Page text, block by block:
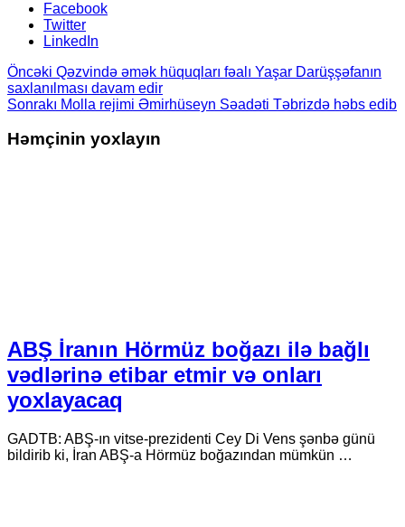
Facebook
Twitter
LinkedIn
Öncəki Qəzvində əmək hüquqları fəalı Yaşar Darüşşəfanın
saxlanılması davam edir
Sonrakı Molla rejimi Əmirhüseyn Səadəti Təbrizdə həbs edib
Həmçinin yoxlayın
ABŞ İranın Hörmüz boğazı ilə bağlı
vədlərinə etibar etmir və onları
yoxlayacaq
GADTB: ABŞ-ın vitse-prezidenti Cey Di Vens şənbə günü
bildirib ki, İran ABŞ-a Hörmüz boğazından mümkün …